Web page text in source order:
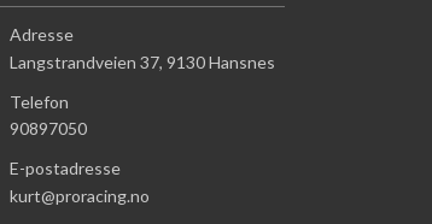
Adresse
Langstrandveien 37, 9130Hansnes
Telefon
90897050
E-postadresse
kurt@proracing.no